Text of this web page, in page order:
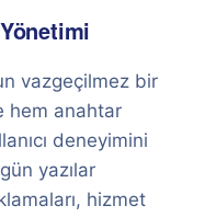
vazgeçilmez bir
hem anahtar
deneyimini
yazılar
hizmet